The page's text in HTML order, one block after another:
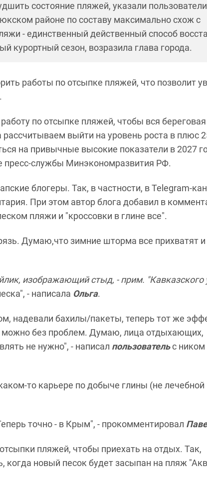
состояние пляжей, указали пользователи
районе по составу максимально схож с
- единственный действенный способ
курортный сезон, возразила глава города.
работы по отсыпке пляжей, что позволит
по отсыпке пляжей, чтобы вся
выйти на уровень роста в плюс
на привычные высокие показатели в 2027
пресс-службы Минэкономразвития РФ.
блогеры. Так, в частности, в Telegram-
При этом автор блога добавил в
пляжи и "кроссовки в глине все".
Думаю,что зимние шторма все прихватят и
изображающий стыд, - прим. "Кавказского
- написала Ольга.
надевали бахилы/пакеты, теперь тот же
можно без проблем. Думаю, лица отдыхающих,
не нужно", - написал пользовательс ником
то карьере по добыче глины (не лечебной
точно - в Крым", - прокомментировал
пляжей, чтобы приехать на отдых. Так,
когда новый песок будет засыпан на пляж